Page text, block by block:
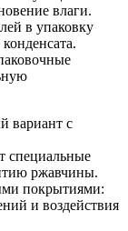
влаги.
в упаковку
вариант с
специальные
ржавчины.
покрытиями:
и воздействия